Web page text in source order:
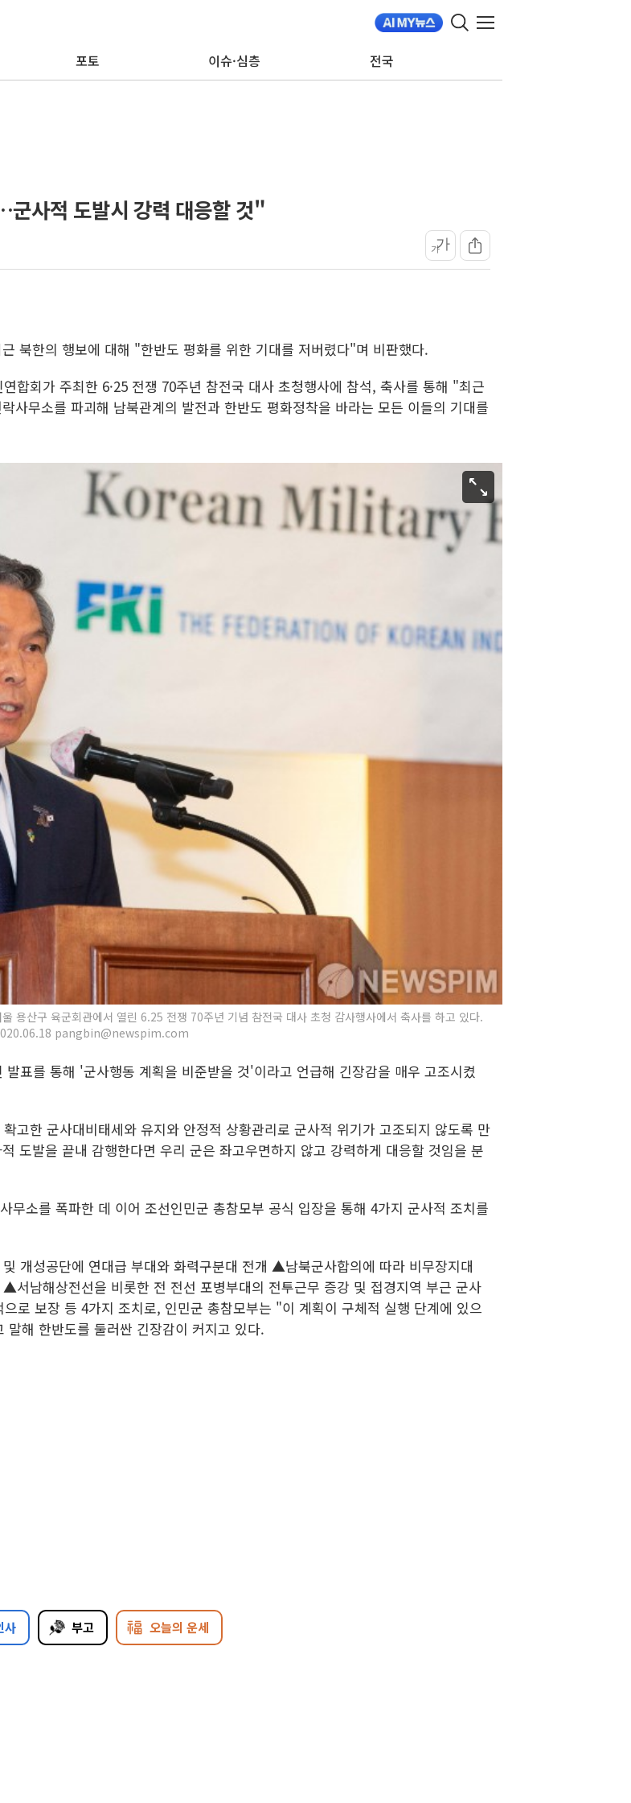
포토 이슈·심층 전국
사적 도발시 강력 대응할 것"
가가
북한의 행보에 대해 "한반도 평화를 위한 기대를 저버렸다"며 비판했다.
합회가 주최한 6·25 전쟁 70주년 참전국 대사 초청행사에 참석, 축사를 통해 "최근
사무소를 파괴해 남북관계의 발전과 한반도 평화정착을 바라는 모든 이들의 기대를
용산구 육군회관에서 열린 6.25 전쟁 70주년 기념 참전국 대사 초청 감사행사에서 축사를 하고 있다.
pangbin@newspim.com
표를 통해 '군사행동 계획을 비준받을 것'이라고 언급해 긴장감을 매우 고조시켰
고한 군사대비태세와 유지와 안정적 상황관리로 군사적 위기가 고조되지 않도록 만
도발을 끝내 감행한다면 우리 군은 좌고우면하지 않고 강력하게 대응할 것임을 분
무소를 폭파한 데 이어 조선인민군 총참모부 공식 입장을 통해 4가지 군사적 조치를
개성공단에 연대급 부대와 화력구분대 전개 ▲남북군사합의에 따라 비무장지대
서남해상전선을 비롯한 전 전선 포병부대의 전투근무 증강 및 접경지역 부근 군사
로 보장 등 4가지 조치로, 인민군 총참모부는 "이 계획이 구체적 실행 단계에 있으
해 한반도를 둘러싼 긴장감이 커지고 있다.
사 부고 오늘의 운세